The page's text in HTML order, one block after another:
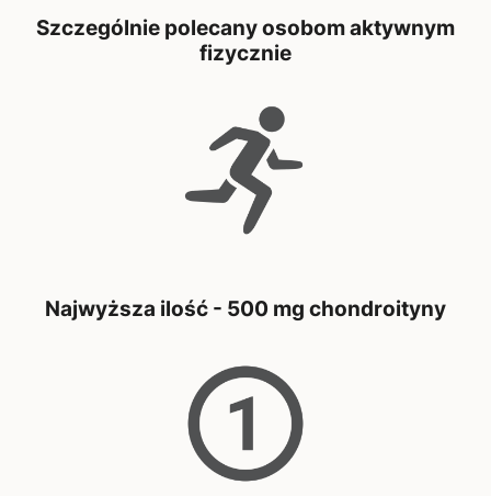
Szczególnie polecany osobom aktywnym
fizycznie
Najwyższa ilość - 500 mg chondroityny